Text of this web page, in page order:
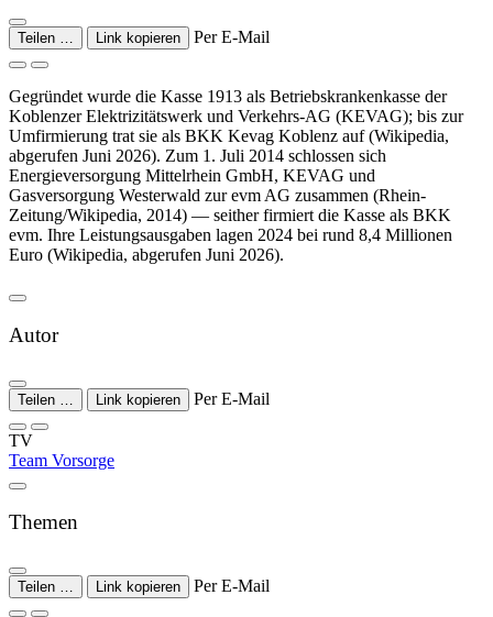
Teilen … Link kopieren Per E-Mail
Gegründet wurde die Kasse 1913 als Betriebskrankenkasse der
Koblenzer Elektrizitätswerk und Verkehrs-AG (KEVAG); bis zur
Umfirmierung trat sie als BKK Kevag Koblenz auf (Wikipedia,
abgerufen Juni 2026). Zum 1. Juli 2014 schlossen sich
Energieversorgung Mittelrhein GmbH, KEVAG und
Gasversorgung Westerwald zur evm AG zusammen (Rhein-
Zeitung/Wikipedia, 2014) — seither firmiert die Kasse als BKK
evm. Ihre Leistungsausgaben lagen 2024 bei rund 8,4 Millionen
Euro (Wikipedia, abgerufen Juni 2026).
Autor
Teilen … Link kopieren Per E-Mail
TV
Team Vorsorge
Themen
Teilen … Link kopieren Per E-Mail